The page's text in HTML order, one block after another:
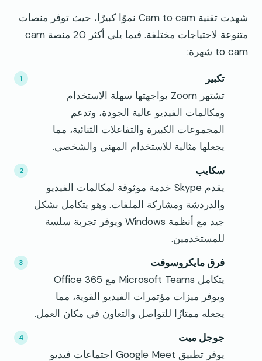
شهدت تقنية Cam to cam نموًا كبيرًا، حيث توفر منصات
متنوعة لاحتياجات مختلفة. فيما يلي أكثر 20 منصة cam
to cam شهرة:
تكبير
تشتهر Zoom بواجهتها سهلة الاستخدام
ومكالمات الفيديو عالية الجودة، وتدعم
المجموعات الكبيرة والتفاعلات الثنائية، مما
يجعلها مثالية للاستخدام المهني والشخصي.
سكايب
يقدم Skype خدمة موثوقة لمكالمات الفيديو
والدردشة ومشاركة الملفات. وهو يتكامل بشكل
جيد مع أنظمة Windows ويوفر تجربة سلسة
للمستخدمين.
فرق مايكروسوفت
يتكامل Microsoft Teams مع Office 365
ويوفر ميزات مؤتمرات الفيديو القوية، مما
يجعله ممتازًا للتواصل والتعاون في مكان العمل.
جوجل ميت
يوفر تطبيق Google Meet اجتماعات فيديو